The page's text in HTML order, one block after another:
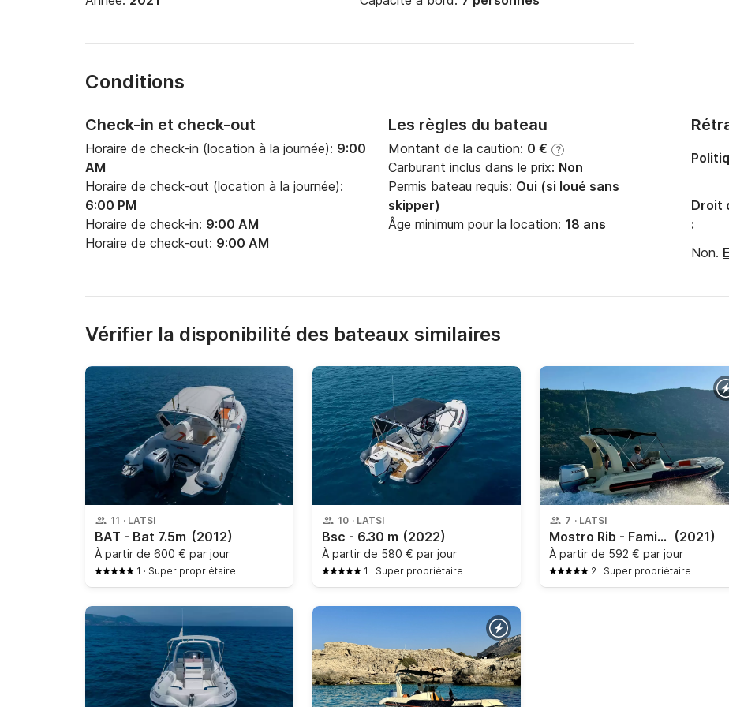
Conditions
Check-in et check-out
Horaire de check-in (location à la journée): 9:00
AM
Horaire de check-out (location à la journée):
6:00 PM
Horaire de check-in: 9:00 AM
Horaire de check-out: 9:00 AM
Les règles du bateau
Montant de la caution: 0 € ?
Carburant inclus dans le prix: Non
Permis bateau requis: Oui (si loué sans
skipper)
Âge minimum pour la location: 18 ans
Droit
:
Non.
Vérifier la disponibilité des bateaux similaires
11 · LATSI
BAT - Bat 7.5m (2012)
À partir de 600 € par jour
1 · Super propriétaire
10 · LATSI
Bsc - 6.30 m (2022)
À partir de 580 € par jour
1 · Super propriétaire
7 · LATSI
Mostro Rib - Family 550 (2021)
À partir de 592 € par jour
2 · Super propriétaire